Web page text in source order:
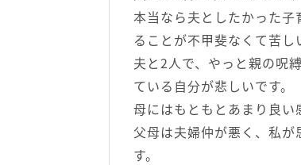
本当なら夫としたかった
ることが不甲斐なくて苦し
夫と2人で、やっと親の呪
ている自分が悲しいです。
母にはもともとあまり良い
父母は夫婦仲が悪く、私
す。